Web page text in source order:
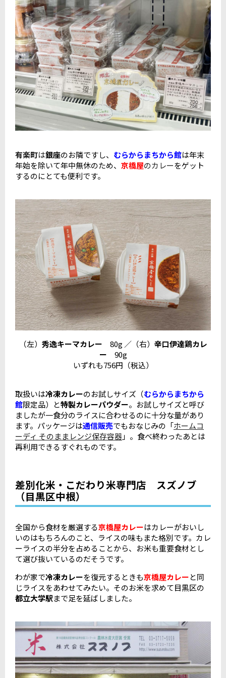
有楽町は銀座のお隣ですし、 むらからまちから館は年末
年始を除いて年中無休のため、 京橋屋のカレーをゲット
するのにとても便利です。
（左） 秀逸キーマカレー 80g ／（右） 辛口伊達鶏カレ
ー 90g
いずれも756円（税込）
取扱いは冷凍カレーのお試しサイズ（むらからまちから
館限定品）と特製カレーパウダー。お試しサイズと呼び
ましたが一食分のライスに合わせるのに十分な量があり
ます。パッケージは通信販売でもおなじみの「ホームコ
ーディ そのままレンジ保存容器」。食べ終わったあとは
再利用できるすぐれものです。
差別化米・こだわり米専門店 スズノブ
（目黒区中根）
全国から食材を厳選する京橋屋カレーはカレーがおいし
いのはもちろんのこと、ライスの味もまた格別です。カレ
ーライスの半分を占めることから、お米も重要食材とし
て選び抜いているのだそうです。
わが家で冷凍カレーを復元するときも京橋屋カレーと同
じライスをあわせてみたい――。そのお米を求めて目黒区の
都立大学駅まで足を延ばしました。